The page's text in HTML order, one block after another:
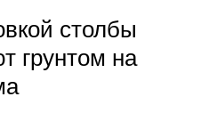
столбы
грунтом на